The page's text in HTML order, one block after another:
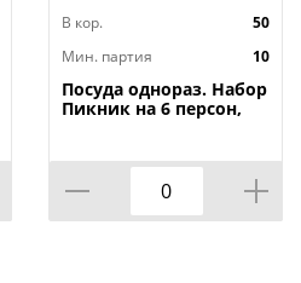
В кор.
50
Мин. партия
10
Посуда однораз. Набор
Пикник на 6 персон,
салфетки, 10/50